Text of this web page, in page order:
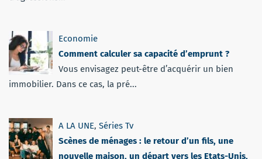
Economie
Comment calculer sa capacité d’emprunt ?
Vous envisagez peut-être d’acquérir un bien
immobilier. Dans ce cas, la pré...
A LA UNE, Séries Tv
Scènes de ménages : le retour d’un fils, une
nouvelle maison, un départ vers les Etats-Unis,